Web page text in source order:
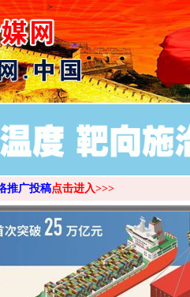
>
推广投稿点击进入>>>